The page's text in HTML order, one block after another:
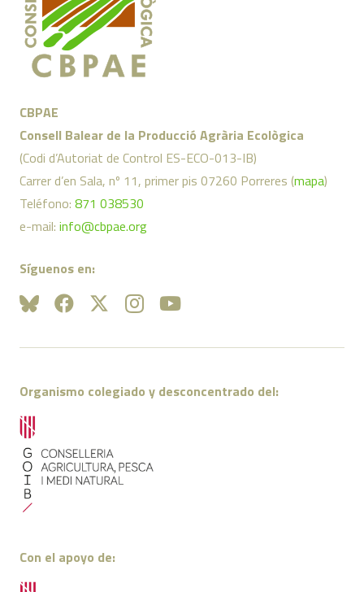
CBPAE
Consell Balear de la Producció Agrària Ecològica
(Codi d’Autoriat de Control ES-ECO-013-IB)
Carrer d’en Sala, nº 11, primer pis 07260 Porreres (mapa)
Teléfono: 871 038530
e-mail: info@cbpae.org
Síguenos en:
Organismo colegiado y desconcentrado del:
Con el apoyo de: